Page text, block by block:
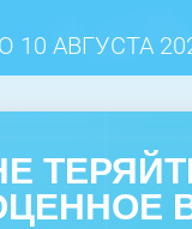
10 АВГУСТА